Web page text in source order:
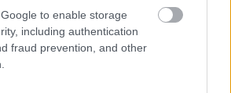
to enable storage
including authentication
fraud prevention, and other
aGDPR-szabályzatot